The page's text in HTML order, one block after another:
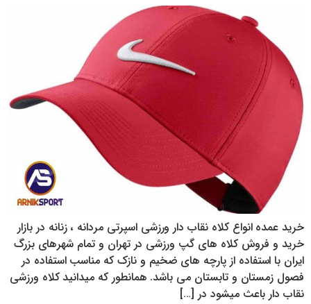
خرید عمده انواع کلاه نقاب دار ورزشی اسپرتی مردانه ، زنانه در بازار
خرید و فروش کلاه های گپ ورزشی در تهران و تمام شهرهای بزرگ
ایران با استفاده از پارچه های ضخیم و نازک که مناسب استفاده در
فصول زمستان و تابستان می باشد. همانطور که میدانید کلاه ورزشی
نقاب دار باعث میشود در […]